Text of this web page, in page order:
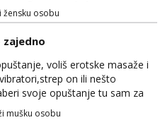
žensku osobu
voliš erotske masaže i
on ili nešto
svoje opuštanje tu sam za
na mob 095/762-8147
mušku osobu